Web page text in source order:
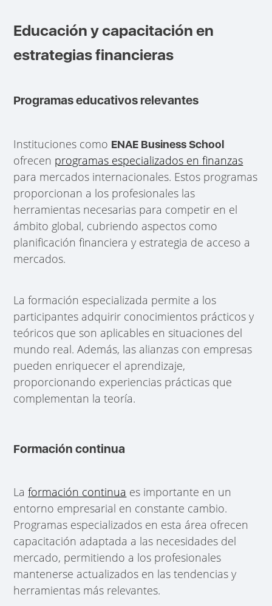
Educación y capacitación en
estrategias financieras
Programas educativos relevantes
Instituciones como ENAE Business School
ofrecen programas especializados en finanzas
para mercados internacionales. Estos programas
proporcionan a los profesionales las
herramientas necesarias para competir en el
ámbito global, cubriendo aspectos como
planificación financiera y estrategia de acceso a
mercados.
La formación especializada permite a los
participantes adquirir conocimientos prácticos y
teóricos que son aplicables en situaciones del
mundo real. Además, las alianzas con empresas
pueden enriquecer el aprendizaje,
proporcionando experiencias prácticas que
complementan la teoría.
Formación continua
Laformación continua es importante en un
entorno empresarial en constante cambio.
Programas especializados en esta área ofrecen
capacitación adaptada a las necesidades del
mercado, permitiendo a los profesionales
mantenerse actualizados en las tendencias y
herramientas más relevantes.